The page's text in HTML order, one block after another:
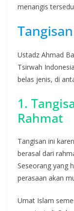
menangis
Ustadz Ahmad
Tsirwah
belas jenis, di
1.
Rahmat
Tangisan ini
berasal dari
Seseorang yang
perasaan akan
Umat Islam